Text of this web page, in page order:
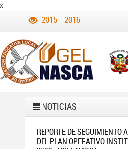
x
2015 2016
NOTICIAS
REPORTE DE SEGUIMIENTO
DEL PLAN OPERATIVO